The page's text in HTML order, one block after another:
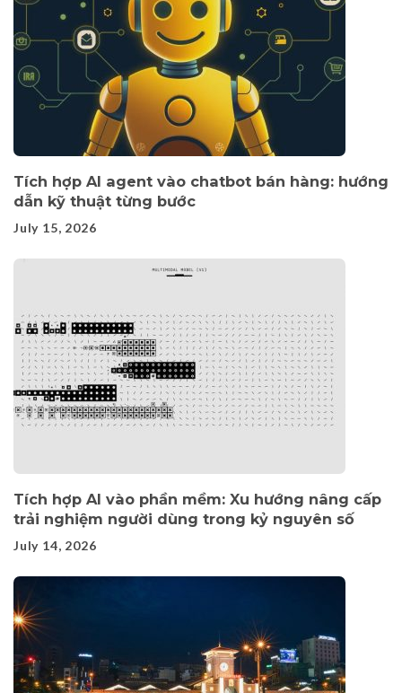
Tích hợp AI agent vào chatbot bán hàng: hướng
dẫn kỹ thuật từng bước
July 15, 2026
Tích hợp AI vào phần mềm: Xu hướng nâng cấp
trải nghiệm người dùng trong kỷ nguyên số
July 14, 2026